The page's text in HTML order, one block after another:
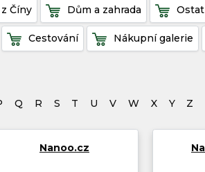
Číny Dům a zahrada
Cestování Nákupní galerie
Q R S T U V W X Y Z
Nanoo.cz